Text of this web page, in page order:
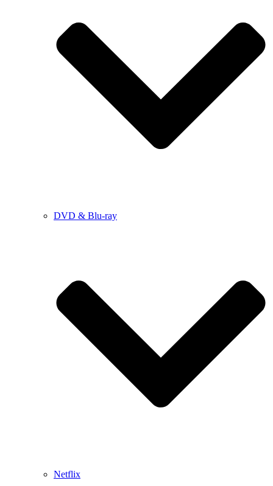
DVD & Blu-ray
Netflix